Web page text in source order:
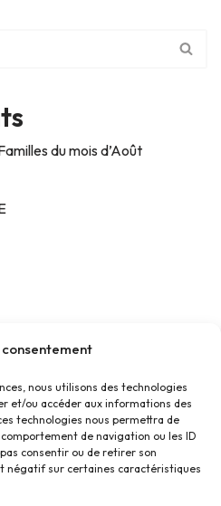
nous utilisons des technologies
et/ou accéder aux informations des
technologies nous permettra de
de navigation ou les ID
consentir ou de retirer son
négatif sur certaines caractéristiques
du mois d’Août